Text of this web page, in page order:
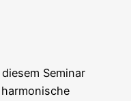
Semi­nar